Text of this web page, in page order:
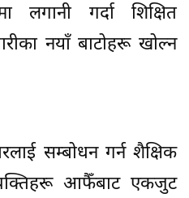
लगानी गर्दा शिक्षित
नयाँ बाटोहरू खोल्न
सम्बोधन गर्न शैक्षिक
आफैँबाट एकजुट